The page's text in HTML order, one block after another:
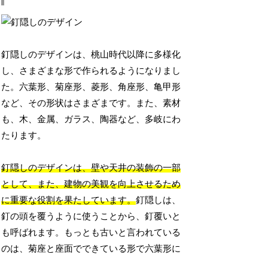
釘隠しのデザインは、桃山時代以降に多様化
し、さまざまな形で作られるようになりまし
た。六葉形、菊座形、菱形、角座形、亀甲形
など、その形状はさまざまです。また、素材
も、木、金属、ガラス、陶器など、多岐にわ
たります。
釘隠しのデザインは、壁や天井の装飾の一部
として、また、建物の美観を向上させるため
に重要な役割を果たしています。釘隠しは、
釘の頭を覆うように使うことから、釘覆いと
も呼ばれます。もっとも古いと言われている
のは、菊座と座面でできている形で六葉形に